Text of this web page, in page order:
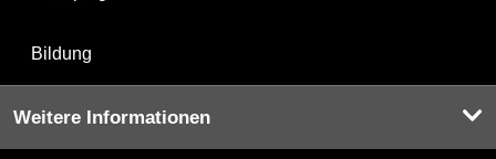
Bildung
Weitere Informationen